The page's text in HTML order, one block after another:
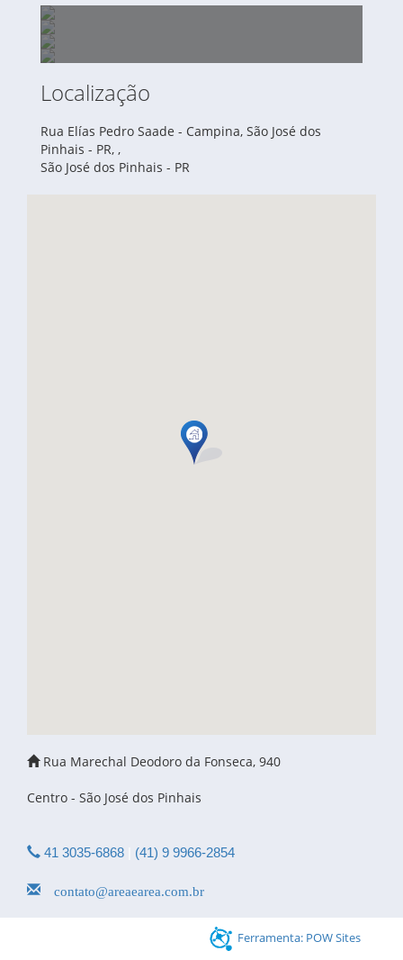
ÁREA PARA LOCAÇÃO DE 3.100,00 M2 - AV.
ÁREA À VENDA DE 44.616,10 M2 NA BR 376
- SÃO JOSÉ DOS PINHAIS - PR
APARTAMENTO À VENDA - CENTRO -
PRÓXIMO AO SHOPPING
ÁREA À VENDA DE 89.777,69 M2 - AV.
Localização
Rua Elías Pedro Saade - Campina, São José dos
Pinhais - PR, ,
São José dos Pinhais - PR
Rua Marechal Deodoro da Fonseca, 940
Centro - São José dos Pinhais
41 3035-6868 (41) 9 9966-2854
contato@areaearea.com.br
Ferramenta: POW Sites